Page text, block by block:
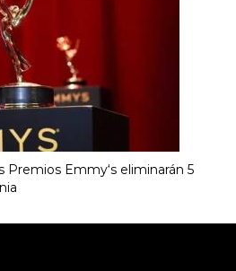
Premios Emmy‘s eliminarán 5